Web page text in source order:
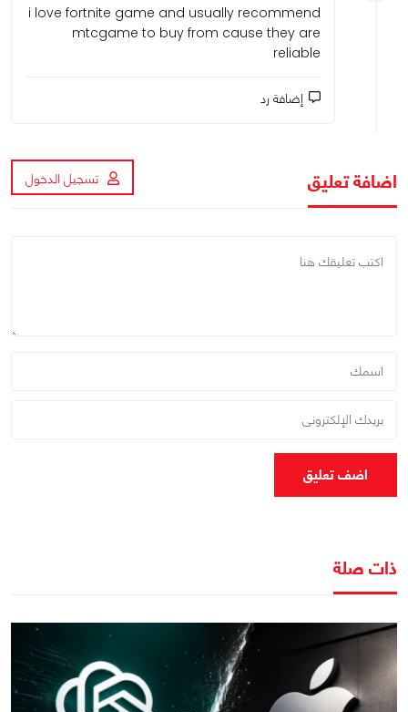
i love fortnite game and usually recommend
mtcgame to buy from cause they are
reliable
إضافة رد
اضافة تعليق تسجيل الدخول
اضف تعليق
ذات صلة